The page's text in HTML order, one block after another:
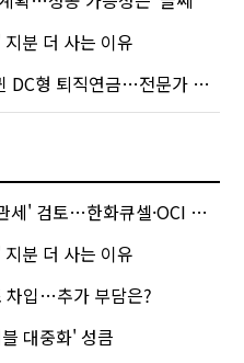
분 더 사는 이유
형 퇴직연금…전문가 조언은
토…한화큐셀·OCI 영향은?
분 더 사는 이유
차입…추가 부담은?
대중화' 성큼